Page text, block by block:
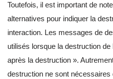
Toutefois, il est important de
alternatives pour indiquer la
interaction. Les messages de
utilisés lorsque la destruction
après la destruction ».
destruction ne sont nécessaires